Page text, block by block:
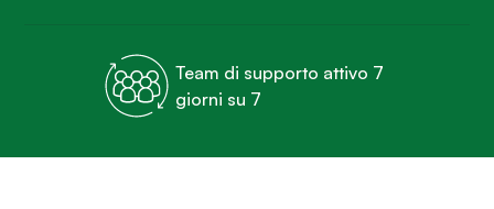
Team di supporto attivo 7
giorni su 7